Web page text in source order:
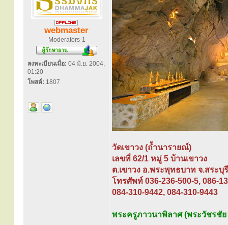
webmaster
Moderators-1
ลงทะเบียนเมื่อ: 04 มิ.ย. 2004,
01:20
โพสต์: 1807
วัดเขาวง (ถ้ำนารายณ์)
เลขที่ 62/1 หมู่ 5 บ้านเขาวง
ต.เขาวง อ.พระพุทธบาท จ.สระบุ
โทรศัพท์ 036-236-500-5, 086-
084-310-9442, 084-310-9443
พระครูภาวนาพิลาศ (พระวัชรชัย